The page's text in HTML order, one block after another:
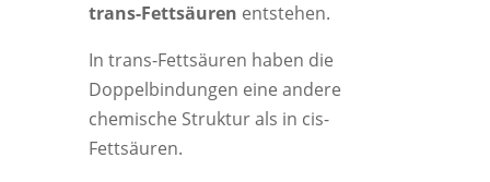
trans-Fettsäuren entstehen.
In trans-Fettsäuren haben die
Doppelbindungen eine andere
chemische Struktur als in cis-
Fettsäuren.